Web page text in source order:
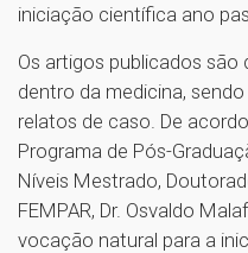
iniciação científica ano
Os artigos publicados são
dentro da medicina,
relatos de caso. De
Programa de Pós-
Níveis Mestrado,
FEMPAR, Dr. Osvaldo
vocação natural para a